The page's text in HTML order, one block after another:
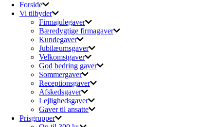
Forside
Vi tilbyder
Firmajulegaver
Bæredygtige firmagaver
Kundegaver
Jubilæumsgaver
Velkomstgaver
God bedring gaver
Sommergaver
Receptionsgaver
Afskedsgaver
Lejlighedsgaver
Gaver til ansatte
Prisgrupper